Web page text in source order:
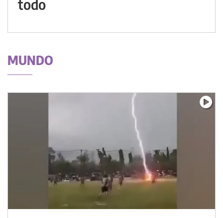
todo
MUNDO